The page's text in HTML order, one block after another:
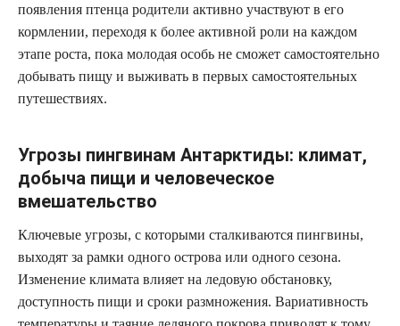
появления птенца родители активно участвуют в его
кормлении, переходя к более активной роли на каждом
этапе роста, пока молодая особь не сможет самостоятельно
добывать пищу и выживать в первых самостоятельных
путешествиях.
Угрозы пингвинам Антарктиды: климат,
добыча пищи и человеческое
вмешательство
Ключевые угрозы, с которыми сталкиваются пингвины,
выходят за рамки одного острова или одного сезона.
Изменение климата влияет на ледовую обстановку,
доступность пищи и сроки размножения. Вариативность